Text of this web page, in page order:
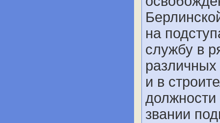
на
службу в
различных
и в
должности
звании